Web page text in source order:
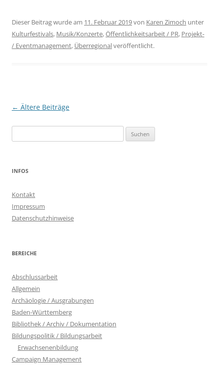
Dieser Beitrag wurde am 11. Februar 2019von Karen Zimoch unter
Kulturfestivals, Musik/Konzerte,Öffentlichkeitsarbeit / PR, Projekt-
/ Eventmanagement, Überregionalveröffentlicht.
Beitragsnavigation
← Ältere Beiträge
nach:
INFOS
Kontakt
Impressum
Datenschutzhinweise
BEREICHE
Abschlussarbeit
Allgemein
Archäologie / Ausgrabungen
Baden-Württemberg
Bibliothek / Archiv / Dokumentation
Bildungspolitik / Bildungsarbeit
Erwachsenenbildung
Campaign Management